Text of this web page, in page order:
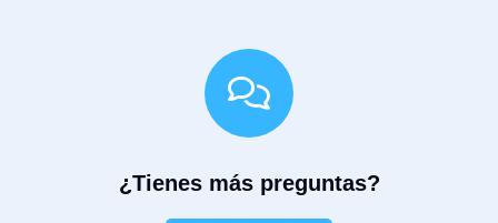
¿Tienes más preguntas?